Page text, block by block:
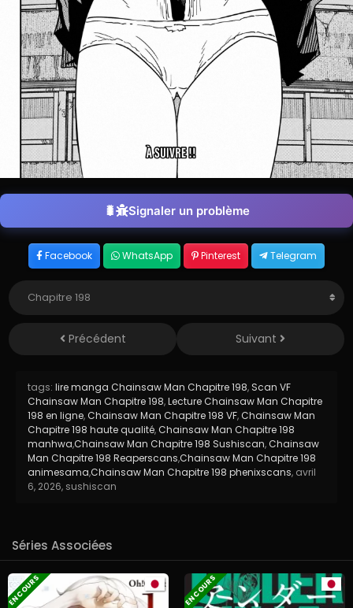
Signaler un problème
Facebook WhatsApp Pinterest Telegram
Précédent Suivant
tags: lire manga Chainsaw Man Chapitre 198, Scan VF
Chainsaw Man Chapitre 198,Lecture Chainsaw Man Chapitre
198 en ligne, Chainsaw Man Chapitre 198 VF, Chainsaw Man
Chapitre 198 haute qualité, Chainsaw Man Chapitre 198
manhwa,Chainsaw Man Chapitre 198 Sushiscan, Chainsaw
Man Chapitre 198 Reaperscans,Chainsaw Man Chapitre 198
animesama,Chainsaw Man Chapitre 198 phenixscans, avril
6, 2026, sushiscan
Séries Associées
EN COURS EN COURS